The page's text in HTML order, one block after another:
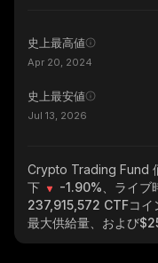
史上最高値
Apr 20, 2024
史上最安値
Jul 13, 2026
Crypto Trading Fund
下
-1.90% 、ライ
237,915,572 CTFコイ
最大供給量、および